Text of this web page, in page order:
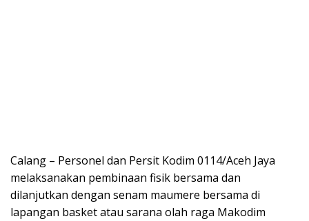
Calang – Personel dan Persit Kodim 0114/Aceh Jaya
melaksanakan pembinaan fisik bersama dan
dilanjutkan dengan senam maumere bersama di
lapangan basket atau sarana olah raga Makodim